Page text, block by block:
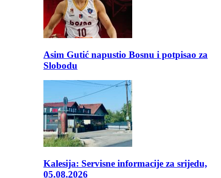
Asim Gutić napustio Bosnu i potpisao za
Slobodu
Kalesija: Servisne informacije za srijedu,
05.08.2026